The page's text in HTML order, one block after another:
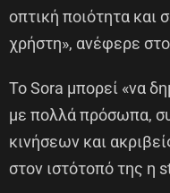
οπτική ποιότητα και
χρήστη», ανέφερε
Το Sora μπορεί «να
με πολλά πρόσωπα,
κινήσεων και
στον ιστότοπό της η